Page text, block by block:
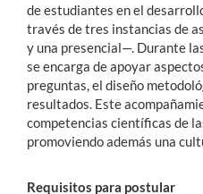
de estudiantes en el
través de tres instancias de
y una presencial—. Durante
se encarga de apoyar
preguntas, el diseño
resultados. Este
competencias científicas de
promoviendo además una
Requisitos para postular